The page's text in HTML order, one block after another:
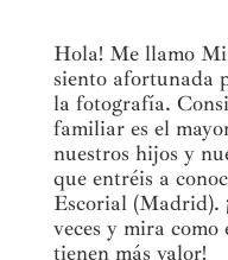
Hola! Me llamo
siento afortunada
la fotografía.
familiar es el
nuestros hijos y
que entréis a
Escorial (Madrid).
veces y mira como
tienen más valor!